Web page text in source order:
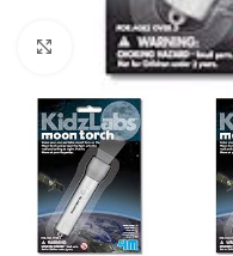
Click to enlarge